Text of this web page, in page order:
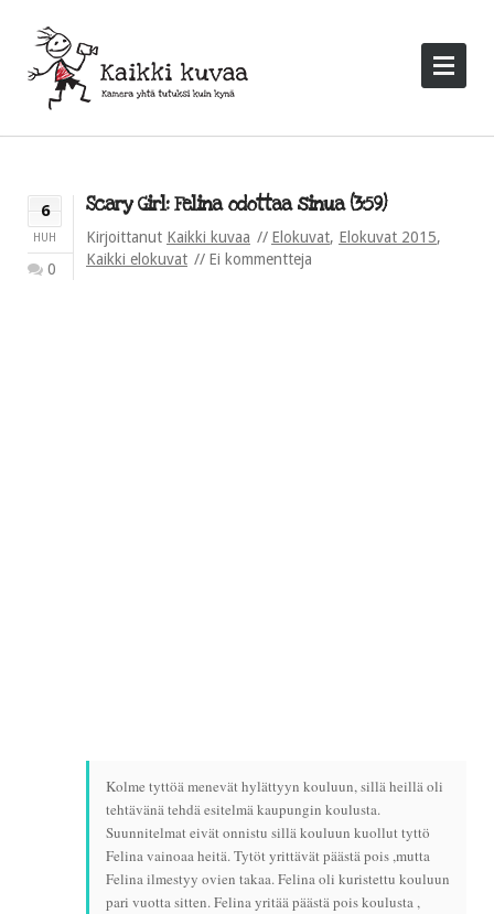
6
HUH
0
Scary Girl: Felina odottaa sinua (3:59)
Kirjoittanut Kaikki kuvaa Elokuvat, Elokuvat 2015,
Kaikki elokuvat
Ei kommentteja
Kolme tyttöä menevät hylättyyn kouluun, sillä heillä oli
tehtävänä tehdä esitelmä kaupungin koulusta.
Suunnitelmat eivät onnistu sillä kouluun kuollut tyttö
Felina vainoaa heitä. Tytöt yrittävät päästä pois ,mutta
Felina ilmestyy ovien takaa. Felina oli kuristettu kouluun
pari vuotta sitten. Felina yritää päästä pois koulusta ,